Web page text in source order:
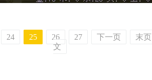
24 25 26 27 下一页 末页
文